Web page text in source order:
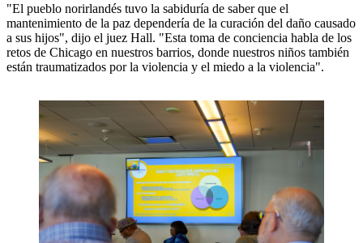
"El pueblo norirlandés tuvo la sabiduría de saber que el
mantenimiento de la paz dependería de la curación del daño causado
a sus hijos", dijo el juez Hall. "Esta toma de conciencia habla de los
retos de Chicago en nuestros barrios, donde nuestros niños también
están traumatizados por la violencia y el miedo a la violencia".